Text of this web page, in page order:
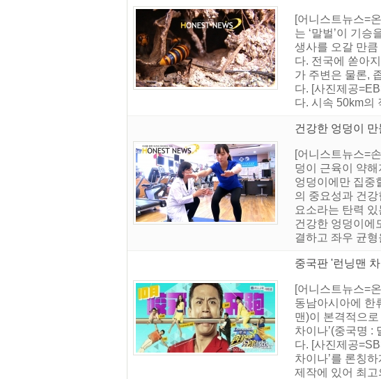
[어니스트뉴스=
는 ‘말벌’이 기
생사를 오갈 만
다. 전국에 쏟아
가 주변은 물론,
다. [사진제공
다. 시속 50km의
건강한 엉덩이
[어니스트뉴스=
덩이 근육이 약
엉덩이에만 집중
의 중요성과 건
요소라는 탄력
건강한 엉덩이에
결하고 좌우 균
중국판 '런닝맨
[어니스트뉴스=
동남아시아에 한
맨)이 본격적으
차이나’(중국명 :
다. [사진제공
차이나’를 론칭
제작에 있어 최